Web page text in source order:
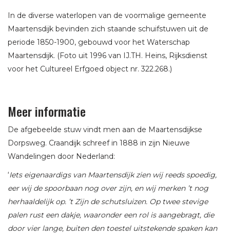
In de diverse waterlopen van de voormalige gemeente
Maartensdijk bevinden zich staande schuifstuwen uit de
periode 1850-1900, gebouwd voor het Waterschap
Maartensdijk. (Foto uit 1996 van IJ.TH. Heins, Rijksdienst
voor het Cultureel Erfgoed object nr. 322.268.)
Meer informatie
De afgebeelde stuw vindt men aan de Maartensdijkse
Dorpsweg. Craandijk schreef in 1888 in zijn Nieuwe
Wandelingen door Nederland:
‘Iets eigenaardigs van Maartensdijk zien wij reeds spoedig,
eer wij de spoorbaan nog over zijn, en wij merken ’t nog
herhaaldelijk op. ’t Zijn de schutsluizen. Op twee stevige
palen rust een dakje, waaronder een rol is aangebragt, die
door vier lange, buiten den toestel uitstekende spaken kan